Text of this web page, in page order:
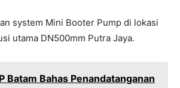
system Mini Booter Pump di lokasi
utama DN500mm Putra Jaya.
Batam Bahas Penandatanganan